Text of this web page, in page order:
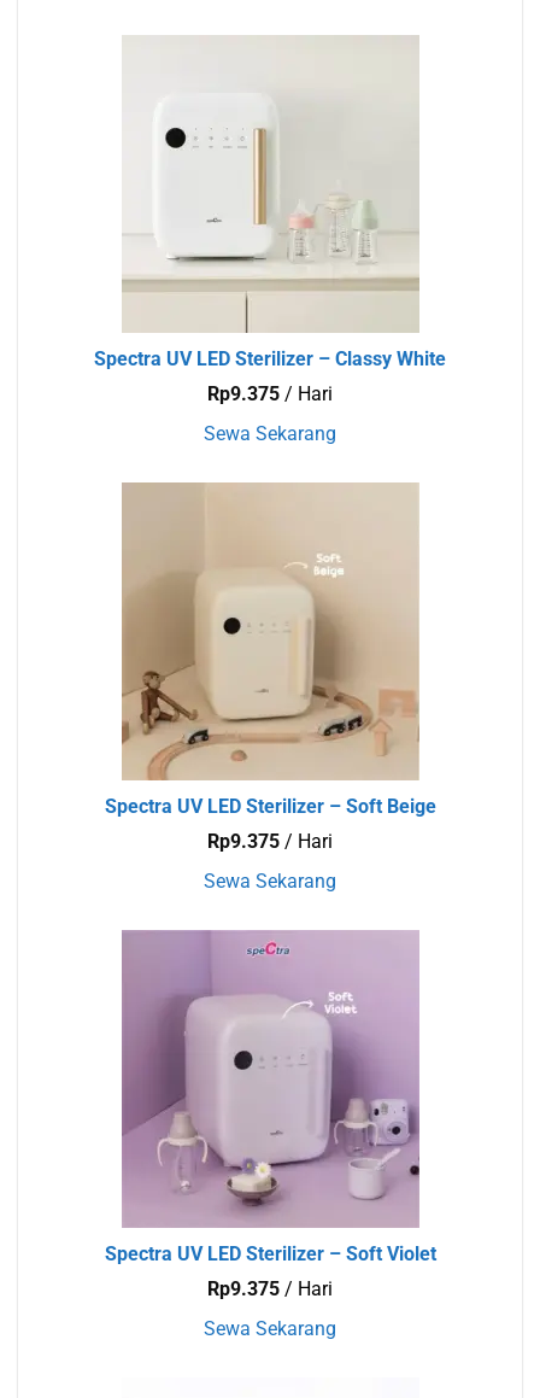
Spectra UV LED Sterilizer – Classy White
Rp9.375 / Hari
Sewa Sekarang
Spectra UV LED Sterilizer – Soft Beige
Rp9.375 / Hari
Sewa Sekarang
Spectra UV LED Sterilizer – Soft Violet
Rp9.375 / Hari
Sewa Sekarang